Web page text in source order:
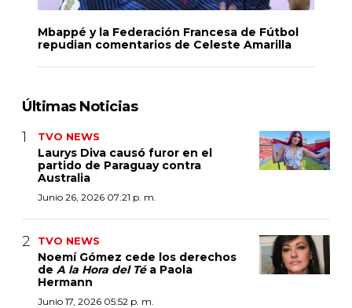
Mbappé y la Federación Francesa de Fútbol
repudian comentarios de Celeste Amarilla
Últimas Noticias
TVO NEWS
Laurys Diva causó furor en el
partido de Paraguay contra
Australia
Junio 26, 2026 07:21 p. m.
TVO NEWS
Noemí Gómez cede los derechos
de A la Hora del Té a Paola
Hermann
Junio 17, 2026 05:52 p. m.